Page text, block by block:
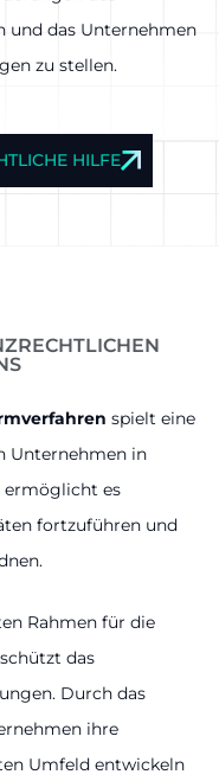
und das Unternehmen
zu stellen.
HILFE
spielt eine
Unternehmen in
ermöglicht es
fortzuführen und
Rahmen für die
das
Durch das
ihre
Umfeld entwickeln